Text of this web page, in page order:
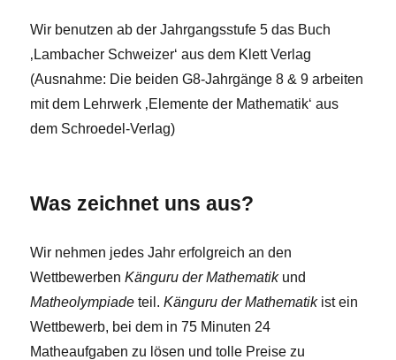
Wir benutzen ab der Jahrgangsstufe 5 das Buch
‚Lambacher Schweizer‘ aus dem Klett Verlag
(Ausnahme: Die beiden G8-Jahrgänge 8 & 9 arbeiten
mit dem Lehrwerk ‚Elemente der Mathematik‘ aus
dem Schroedel-Verlag)
Was zeichnet uns aus?
Wir nehmen jedes Jahr erfolgreich an den
WettbewerbenKänguru der Mathematikund
Matheolympiade teil.Känguru der Mathematikist ein
Wettbewerb, bei dem in 75 Minuten 24
Matheaufgaben zu lösen und tolle Preise zu